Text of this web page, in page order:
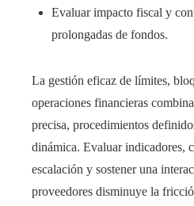
Evaluar impacto fiscal y
prolongadas de fondos.
La gestión eficaz de límites,
operaciones financieras
precisa, procedimientos
dinámica. Evaluar indicadores,
escalación y sostener una
proveedores disminuye la